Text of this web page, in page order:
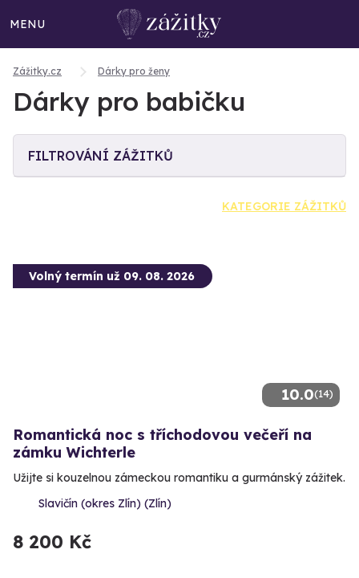
MENU
Zážitky.cz Dárky pro ženy
Dárky pro babičku
FILTROVÁNÍ ZÁŽITKŮ
KATEGORIE ZÁŽITKŮ
10.0(14)
Volný termín už 09. 08. 2026
Romantická noc s tříchodovou večeří na
zámku Wichterle
Užijte si kouzelnou zámeckou romantiku a gurmánský zážitek.
Slavičín (okres Zlín) (Zlín)
8 200 Kč